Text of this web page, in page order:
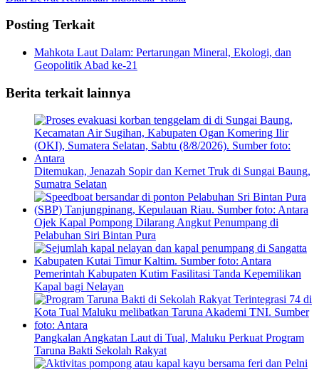
Posting Terkait
Mahkota Laut Dalam: Pertarungan Mineral, Ekologi, dan
Geopolitik Abad ke-21
Berita terkait lainnya
Ditemukan, Jenazah Sopir dan Kernet Truk di Sungai Baung,
Sumatra Selatan
Ojek Kapal Pompong Dilarang Angkut Penumpang di
Pelabuhan Siri Bintan Pura
Pemerintah Kabupaten Kutim Fasilitasi Tanda Kepemilikan
Kapal bagi Nelayan
Pangkalan Angkatan Laut di Tual, Maluku Perkuat Program
Taruna Bakti Sekolah Rakyat